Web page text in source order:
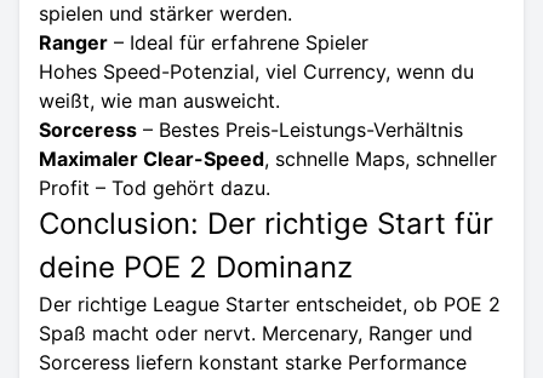
spielen und stärker werden.
Ranger – Ideal für erfahrene Spieler
Hohes Speed-Potenzial, viel Currency, wenn du
weißt, wie man ausweicht.
Sorceress – Bestes Preis-Leistungs-Verhältnis
Maximaler Clear-Speed, schnelle Maps, schneller
Profit – Tod gehört dazu.
Conclusion: Der richtige Start für
deine POE 2 Dominanz
Der richtige League Starter entscheidet, ob POE 2
Spaß macht oder nervt. Mercenary, Ranger und
Sorceress liefern konstant starke Performance